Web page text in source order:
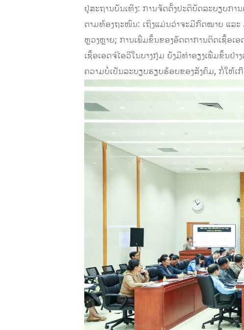
ຢູ່ສະຖານບັນເທີງ: ການຈັດຕັ້ງປະຕິບັດລະບຽບກາ
ຕາມທ້ອງຖະໜົນ: ເຖິງແມ່ນວ່າຈະມີກົດໝາຍ ແລະ
ຫຼວງຫຼາຍ; ການເພີ່ມຂຶ້ນຂອງອັດຕາການຕິດເຊື້ອເ
ເຊື້ອເອດຈ໌ໄອວີໃນບາງກຸ່ມ ຍັງມີທ່າອຽງເພີ່ມຂຶ້ນ
ຄວາມບໍ່ເປັນລະບຽບຮຽບຮ້ອຍຂອງສັງຄົມ, ກໍ່ໃຫ້